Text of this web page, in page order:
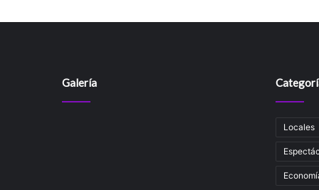
Galería
Locales